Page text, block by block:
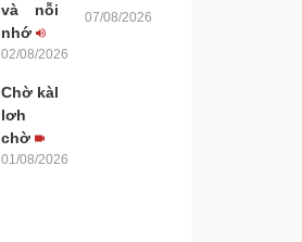
và nỗi
nhớ
02/08/2026
Chờ kàl
lơh
chờ
01/08/2026
07/08/2026